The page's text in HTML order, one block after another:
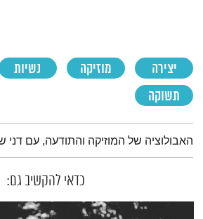
יצירה מוזיקה נשיות
תשוקה
תמצית הפודקאסט
האבולוציה של המוזיקה והתודעה, עם דני
כדאי להקשיב גם: